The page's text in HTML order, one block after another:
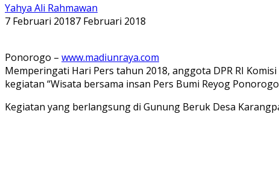
Yahya Ali Rahmawan
7 Februari 20187 Februari 2018
Ponorogo – www.madiunraya.com
Memperingati Hari Pers tahun 2018, anggota DPR RI
kegiatan “Wisata bersama insan Pers Bumi Reyog
Kegiatan yang berlangsung di Gunung Beruk Desa